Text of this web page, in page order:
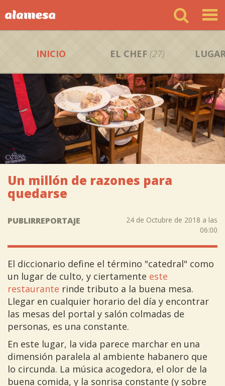
INICIO EL CHEF (27)
Un millón de razones para
quedarse
PUBLIRREPORTAJE
24 de Octubre de 2018 a las
06:00
El diccionario define el término "catedral" como
un lugar de culto, y ciertamente este
restaurante rinde tributo a la buena mesa.
Llegar en cualquier horario del día y encontrar
las mesas del portal y salón colmadas de
personas, es una constante.
En este lugar, la vida parece marchar en una
dimensión paralela al ambiente habanero que
lo circunda. La música acogedora, el olor de la
buena comida, y la sonrisa constante (y sobre